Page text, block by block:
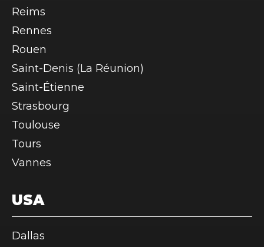
Reims
Rennes
Rouen
Saint-Denis (La Réunion)
Saint-Étienne
Strasbourg
Toulouse
Tours
Vannes
USA
Dallas